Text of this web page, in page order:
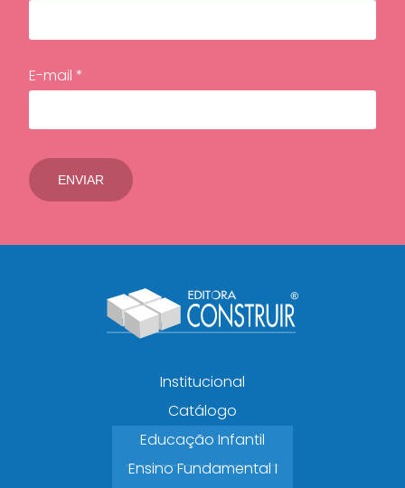
E-mail *
Institucional
Catálogo
Educação Infantil
Ensino Fundamental I